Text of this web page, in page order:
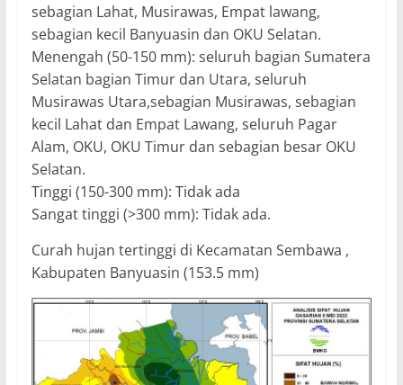
sebagian Lahat, Musirawas, Empat lawang,
sebagian kecil Banyuasin dan OKU Selatan.
Menengah (50-150 mm): seluruh bagian Sumatera
Selatan bagian Timur dan Utara, seluruh
Musirawas Utara,sebagian Musirawas, sebagian
kecil Lahat dan Empat Lawang, seluruh Pagar
Alam, OKU, OKU Timur dan sebagian besar OKU
Selatan.
Tinggi (150-300 mm): Tidak ada
Sangat tinggi (>300 mm): Tidak ada.
Curah hujan tertinggi di Kecamatan Sembawa ,
Kabupaten Banyuasin (153.5 mm)